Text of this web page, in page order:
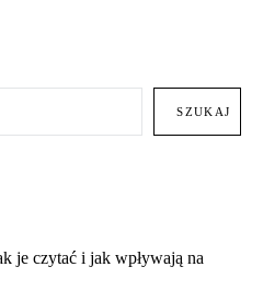
SZUKAJ
je czytać i jak wpływają na